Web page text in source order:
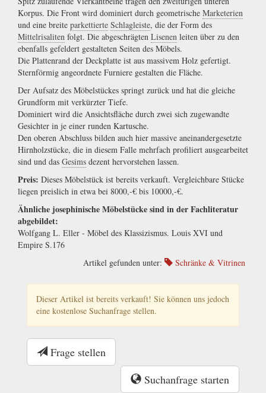
Korpus. Die Front wird dominiert durch geometrische Marketerien
und eine breite parkettierte Schlagleiste, die der Form des
Mittelrisaliten folgt. Die abgeschrägten Lisenen leiten über zu den
ebenfalls gefeldert gestalteten Seiten des Möbels.
Die Plattenrand der Deckplatte ist aus massivem Holz gefertigt.
Sternförmig angeordnete Furniere gestalten die Fläche.
Der Aufsatz des Möbelstückes springt zurück und hat die gleiche
Grundform mit verkürzter Tiefe.
Dominiert wird die Ansichtsfläche durch zwei sich zugewandte
Gesichter in je einer runden Kartusche.
Den oberen Abschluss bilden auch hier massive aneinandergesetzte
Hirnholzstücke, die in diesem Falle mehrfach profiliert ausgearbeitet
sind und das Gesims dezent hervorstehen lassen.
Preis: Dieses Möbelstück ist bereits verkauft. Vergleichbare Stücke
liegen preislich in etwa bei 8000,-€ bis 10000,-€.
Ähnliche josephinische Möbelstücke sind in der Fachliteratur
abgebildet:
Wolfgang L. Eller - Möbel des Klassizismus. Louis XVI und
Empire S.176
Artikel gefunden unter:
Schränke & Vitrinen
Dieser Artikel ist bereits verkauft! Sie können uns jedoch
eine kostenlose Suchanfrage stellen.
Frage stellen
Suchanfrage starten